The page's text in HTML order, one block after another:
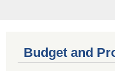
Budget and